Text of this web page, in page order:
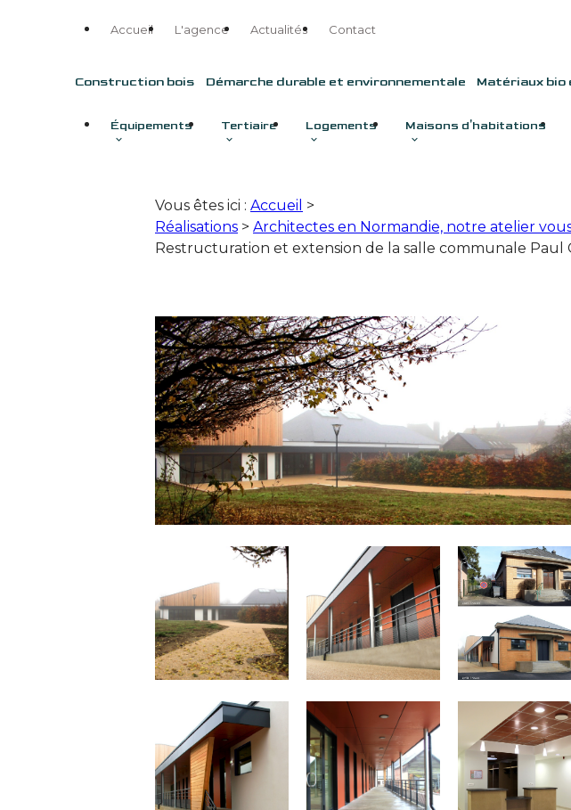
Accueil L'agence Actualités Contact
Construction bois Démarche durable et environnementale Matériaux
Équipements Tertiaire Logements Maisons d'habitations
Vous êtes ici : Accueil >
Réalisations > Architectes en Normandie, notre atelier
Restructuration et extension de la salle communale Paul